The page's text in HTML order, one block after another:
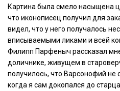
Картина была смело насыщена
что иконописец получил для
видел, что у него получалось
вписываемыми ликами и всей
Филипп Парфеныч рассказал
доличнике, живущем в
получилось, что Варсонофий не
когда я сам докопался до